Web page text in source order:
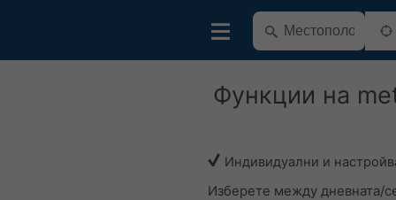
Функции на
Индивидуални и
Изберете между дневната/